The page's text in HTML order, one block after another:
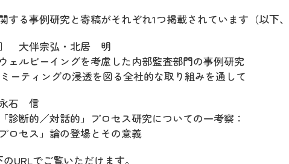
する事例研究と寄稿がそれぞれ1つ掲載されています（以下、
］ 大伴宗弘・北居 明
ルビーイングを考慮した内部監査部門の事例研究
ティングの浸透を図る全社的な取り組みを通して
石 信
断的／対話的」プロセス研究についての一考察：
セス」論の登場とその意義
URLでご覧いただけます。